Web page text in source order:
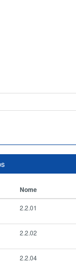
Nome
2.2.01
2.2.02
2.2.04